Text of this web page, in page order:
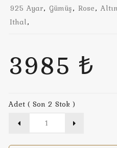
925 Ayar, Gümüş, Rose,
Ithal,
3985 ₺
Adet ( Son 2 Stok )